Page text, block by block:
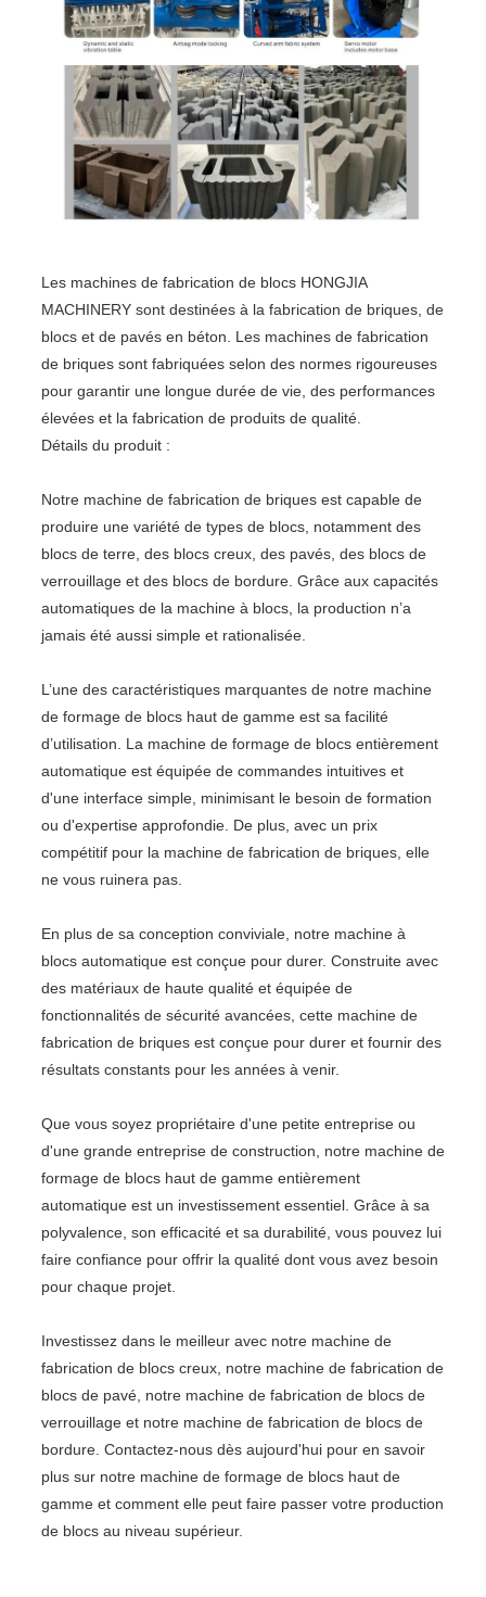
Les machines de fabrication de blocs HONGJIA
MACHINERY sont destinées à la fabrication de briques, de
blocs et de pavés en béton. Les machines de fabrication
de briques sont fabriquées selon des normes rigoureuses
pour garantir une longue durée de vie, des performances
élevées et la fabrication de produits de qualité.
Détails du produit :
Notre machine de fabrication de briques est capable de
produire une variété de types de blocs, notamment des
blocs de terre, des blocs creux, des pavés, des blocs de
verrouillage et des blocs de bordure. Grâce aux capacités
automatiques de la machine à blocs, la production n’a
jamais été aussi simple et rationalisée.
L’une des caractéristiques marquantes de notre machine
de formage de blocs haut de gamme est sa facilité
d’utilisation. La machine de formage de blocs entièrement
automatique est équipée de commandes intuitives et
d'une interface simple, minimisant le besoin de formation
ou d'expertise approfondie. De plus, avec un prix
compétitif pour la machine de fabrication de briques, elle
ne vous ruinera pas.
En plus de sa conception conviviale, notre machine à
blocs automatique est conçue pour durer. Construite avec
des matériaux de haute qualité et équipée de
fonctionnalités de sécurité avancées, cette machine de
fabrication de briques est conçue pour durer et fournir des
résultats constants pour les années à venir.
Que vous soyez propriétaire d'une petite entreprise ou
d'une grande entreprise de construction, notre machine de
formage de blocs haut de gamme entièrement
automatique est un investissement essentiel. Grâce à sa
polyvalence, son efficacité et sa durabilité, vous pouvez lui
faire confiance pour offrir la qualité dont vous avez besoin
pour chaque projet.
Investissez dans le meilleur avec notre machine de
fabrication de blocs creux, notre machine de fabrication de
blocs de pavé, notre machine de fabrication de blocs de
verrouillage et notre machine de fabrication de blocs de
bordure. Contactez-nous dès aujourd'hui pour en savoir
plus sur notre machine de formage de blocs haut de
gamme et comment elle peut faire passer votre production
de blocs au niveau supérieur.